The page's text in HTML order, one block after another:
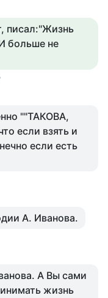
писал:"Жизнь
больше не
""ТАКОВА,
если взять и
если есть
А. Иванова.
А Вы сами
жизнь